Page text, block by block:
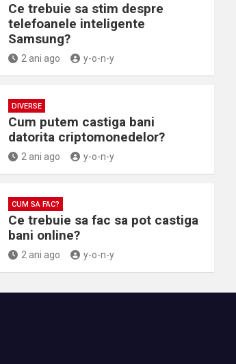
Ce trebuie sa stim despre
telefoanele inteligente
Samsung?
2 ani ago y-o-n-y
DIVERSE
Cum putem castiga bani
datorita criptomonedelor?
2 ani ago y-o-n-y
CUM SA FAC?
Ce trebuie sa fac sa pot castiga
bani online?
2 ani ago y-o-n-y